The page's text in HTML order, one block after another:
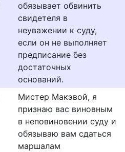
обязывает обвинить
свидетеля в
неуважении к суду,
если он не выполняет
предписание без
достаточных
оснований.
Мистер Макэвой, я
признаю вас виновным
в неповиновении суду и
обязываю вам сдаться
маршалам